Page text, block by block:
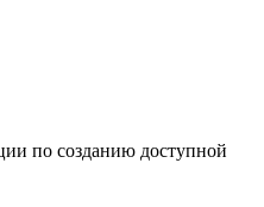
по созданию доступной